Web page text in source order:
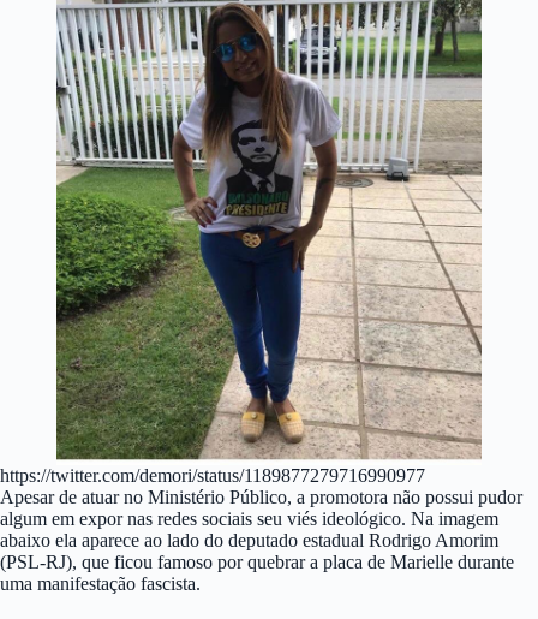
https://twitter.com/demori/status/1189877279716990977
Apesar de atuar no Ministério Público, a promotora não possui pudor
algum em expor nas redes sociais seu viés ideológico. Na imagem
abaixo ela aparece ao lado do deputado estadual Rodrigo Amorim
(PSL-RJ), que ficou famoso por quebrar a placa de Marielle durante
uma manifestação fascista.